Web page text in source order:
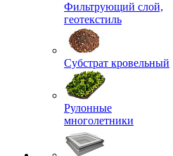
Фильтрующий слой,
геотекстиль
Субстрат кровельный
Рулонные
многолетники